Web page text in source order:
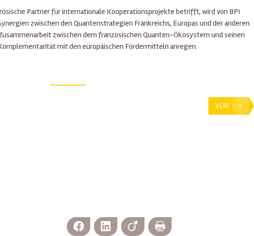
Partner für internationale Kooperationsprojekte betrifft, wird von BPI
zwischen den Quantenstrategien Frankreichs, Europas und der anderen
zwischen dem französischen Quanten-Ökosystem und seinen
mit den europäischen Fördermitteln anregen.
VOR
Facebook LinkedIn Viadeo